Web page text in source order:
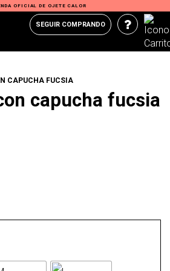
OFICIAL DE OJETE CALOR
SEGUIR COMPRANDO
CAPUCHA FUCSIA
capucha fucsia